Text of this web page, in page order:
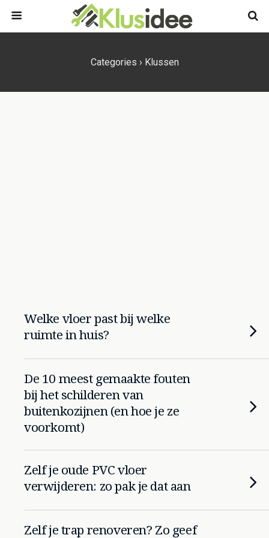
Categories › Klussen
Welke vloer past bij welke
ruimte in huis?
De 10 meest gemaakte fouten
bij het schilderen van
buitenkozijnen (en hoe je ze
voorkomt)
Zelf je oude PVC vloer
verwijderen: zo pak je dat aan
Zelf je trap renoveren? Zo geef